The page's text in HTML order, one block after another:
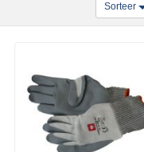
Sorteer